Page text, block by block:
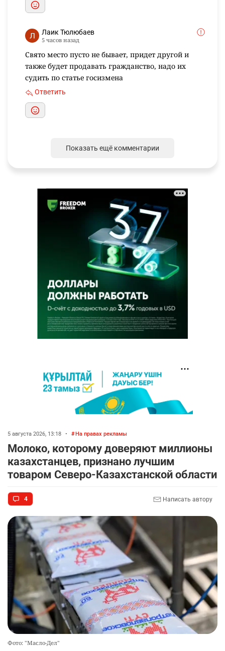
Лаик Тюлюбаев
5 часов назад
Свято место пусто не бывает, придет другой и
также будет продавать гражданство, надо их
судить по статье госизмена
Ответить
Показать ещё комментарии
5 августа 2026, 13:18 • На правах рекламы
Молоко, которому доверяют миллионы
казахстанцев, признано лучшим
товаром Северо-Казахстанской области
4 Написать автору
Фото: "Масло-Дел"